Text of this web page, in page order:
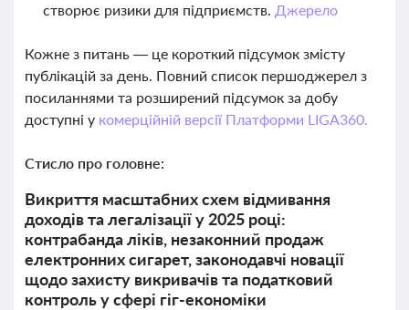
створює ризики для підприємств. Джерело
Кожне з питань — це короткий підсумок змісту
публікацій за день. Повний список першоджерел з
посиланнями та розширений підсумок за добу
доступні у комерційній версії Платформи LIGA360.
Стисло про головне:
Викриття масштабних схем відмивання
доходів та легалізації у 2025 році:
контрабанда ліків, незаконний продаж
електронних сигарет, законодавчі новації
щодо захисту викривачів та податковий
контроль у сфері гіг-економіки